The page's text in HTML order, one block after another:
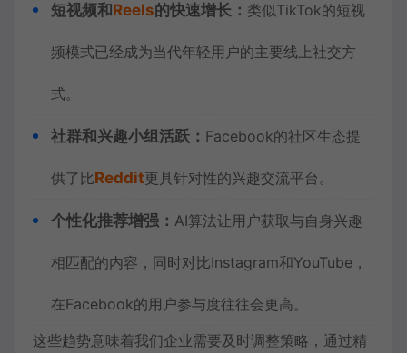
短视频和Reels的快速增长： 类似TikTok的短视
频模式已经成为当代年轻用户的主要线上社交方
式。
社群和兴趣小组活跃： Facebook的社区生态提
供了比Reddit更具针对性的兴趣交流平台。
个性化推荐增强： AI算法让用户获取与自身兴趣
相匹配的内容，同时对比Instagram和YouTube，
在Facebook的用户参与度往往会更高。
这些趋势意味着我们企业需要及时调整策略，通过精